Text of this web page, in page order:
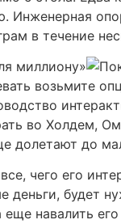
в течение
миллиону»
возьмите
во Холдем,
долетают до
чего его
деньги, будет
навалить